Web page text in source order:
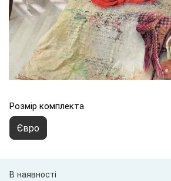
Розмір комплекта
Євро
В наявності